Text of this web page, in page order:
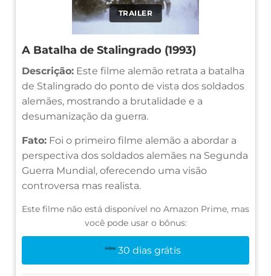
TRAILER
A Batalha de Stalingrado (1993)
Descrição: Este filme alemão retrata a batalha
de Stalingrado do ponto de vista dos soldados
alemães, mostrando a brutalidade e a
desumanização da guerra.
Fato: Foi o primeiro filme alemão a abordar a
perspectiva dos soldados alemães na Segunda
Guerra Mundial, oferecendo uma visão
controversa mas realista.
Este filme não está disponível no Amazon Prime, mas
você pode usar o bônus:
30 dias grátis